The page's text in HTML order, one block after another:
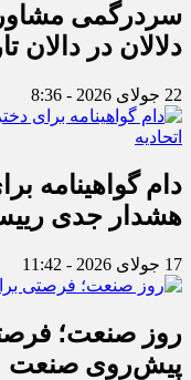
سردرگمی
دلالان در
22 جولای 2026 - 8:36
دام گواهینامه
هشدار جدی
17 جولای 2026 - 11:42
روز صنعت؛
پیش‌روی صنعت